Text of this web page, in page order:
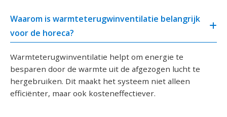
Waarom is warmteterugwinventilatie belangrijk
voor de horeca?
Warmteterugwinventilatie helpt om energie te
besparen door de warmte uit de afgezogen lucht te
hergebruiken. Dit maakt het systeem niet alleen
efficiënter, maar ook kosteneffectiever.